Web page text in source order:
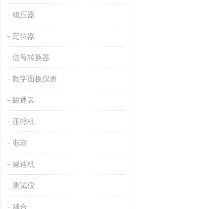
稳压器
定位器
信号转换器
数字面板仪表
磁通表
压缩机
电容
减速机
测试仪
耦合